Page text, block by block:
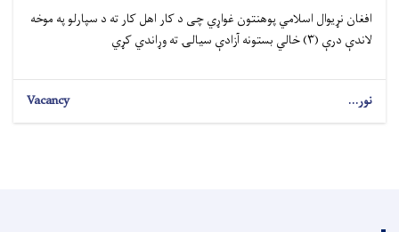
افغان نړیوال اسلامي پوهنتون غواړي چی د کار اهل کار ته د سپارلو په موخه
لاندې درې (۳) خالي بستونه آزادې سیالۍ ته وړاندي کړي
نور... Vacancy